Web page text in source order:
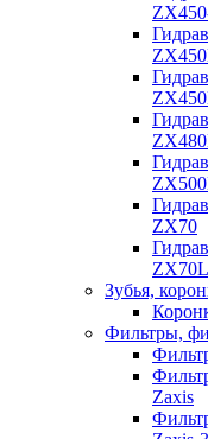
ZX70
Зубья,
Фильтры,
Zaxis